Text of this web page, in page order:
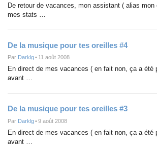
De retour de vacances, mon assistant ( alias
mes stats …
De la musique pour tes oreilles #4
Par Darklg• 11 août 2008
En direct de mes vacances ( en fait non, ça a été
avant …
De la musique pour tes oreilles #3
Par Darklg•9 août 2008
En direct de mes vacances ( en fait non, ça a été
avant …